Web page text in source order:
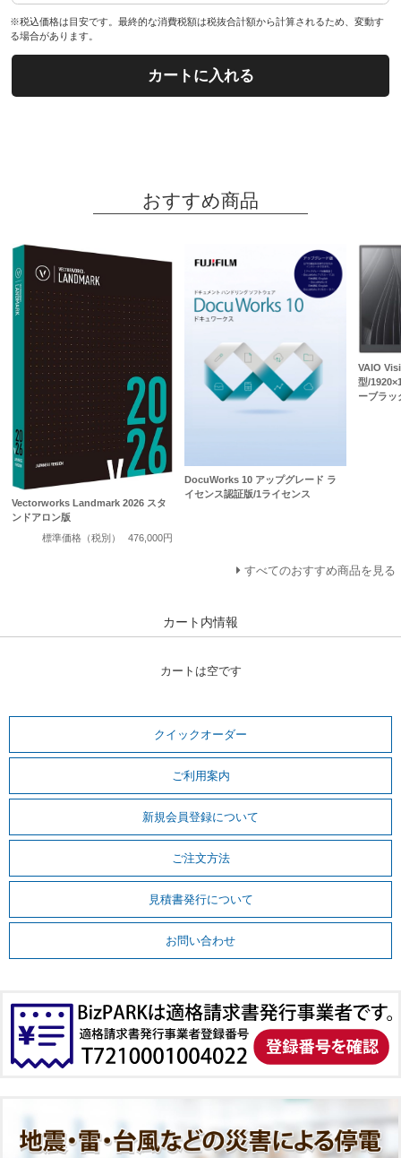
※税込価格は目安です。最終的な消費税額は税抜合計額から計算されるため、変動す
る場合があります。
カートに入れる
おすすめ商品
Vectorworks Landmark 2026 スタ
ンドアロン版
標準価格（税別）
476,000円
DocuWorks 10 アップグレード ラ
イセンス認証版/1ライセンス
VAIO
型/
ーブラッ
すべてのおすすめ商品を見る
カート内情報
カートは空です
クイックオーダー
ご利用案内
新規会員登録について
ご注文方法
見積書発行について
お問い合わせ